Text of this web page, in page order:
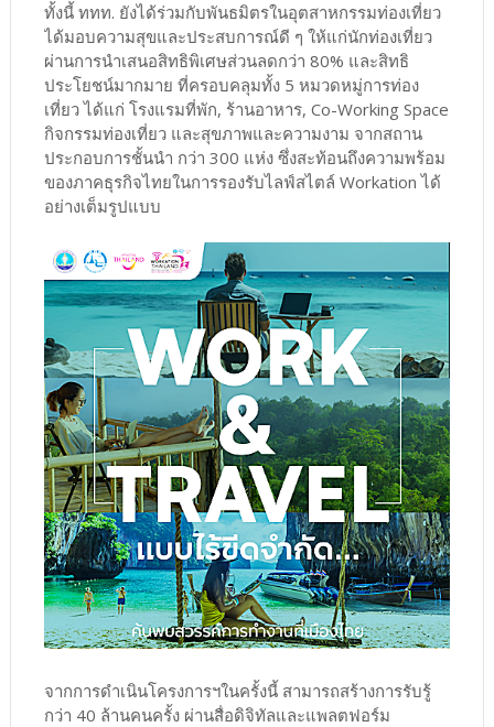
ทั้งนี้ ททท. ยังได้ร่วมกับพันธมิตรในอุตสาหกรรมท่องเที่ยว
ได้มอบความสุขและประสบการณ์ดี ๆ ให้แก่นักท่องเที่ยว
ผ่านการนำเสนอสิทธิพิเศษส่วนลดกว่า 80% และสิทธิ
ประโยชน์มากมาย ที่ครอบคลุมทั้ง 5 หมวดหมู่การท่อง
เที่ยว ได้แก่ โรงแรมที่พัก, ร้านอาหาร, Co-Working Space
กิจกรรมท่องเที่ยว และสุขภาพและความงาม จากสถาน
ประกอบการชั้นนำ กว่า 300 แห่ง ซึ่งสะท้อนถึงความพร้อม
ของภาคธุรกิจไทยในการรองรับไลฟ์สไตล์ Workation ได้
อย่างเต็มรูปแบบ
จากการดำเนินโครงการฯในครั้งนี้ สามารถสร้างการรับรู้
กว่า 40 ล้านคนครั้ง ผ่านสื่อดิจิทัลและแพลตฟอร์ม